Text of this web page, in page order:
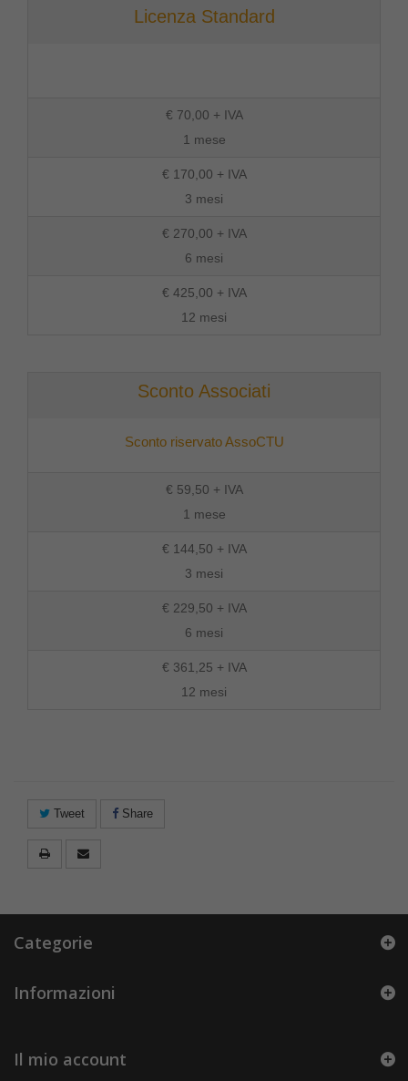
Licenza Standard
€ 70,00 + IVA
1 mese
€ 170,00 + IVA
3 mesi
€ 270,00 + IVA
6 mesi
€ 425,00 + IVA
12 mesi
Sconto Associati
Sconto riservato AssoCTU
€ 59,50 + IVA
1 mese
€ 144,50 + IVA
3 mesi
€ 229,50 + IVA
6 mesi
€ 361,25 + IVA
12 mesi
Tweet Share
Categorie
Informazioni
Il mio account